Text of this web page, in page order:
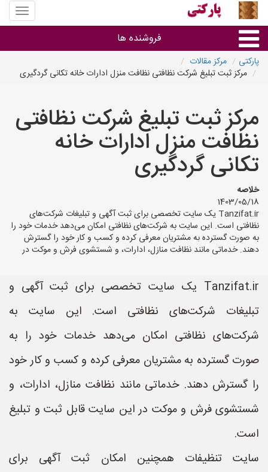
منوی
سایت
فروشنده ها
گروه ها
استان ها
پارکتی
مرکز مقالات
مرکز ثبت تبلیغ شرکت نظافتی نظافت منزل ادارات خانه تکانی گردگیری
مرکز ثبت تبلیغ شرکت نظافتی
نظافت منزل ادارات خانه
تکانی گردگیری
خلاصه
1403/05/18
Tanzifat.ir یک سایت تخصصی برای ثبت آگهی و تبلیغات شرکت‌های
نظافتی است. این سایت به شرکت‌های نظافتی امکان می‌دهد خدمات خود را
به صورت گسترده به مشتریان معرفی کرده و کسب و کار خود را گسترش
دهند. خدماتی مانند نظافت منازل، ادارات، و شستشوی فرش و موکت در
Tanzifat.ir یک سایت تخصصی برای ثبت آگهی و
تبلیغات شرکت‌های نظافتی است. این سایت به
شرکت‌های نظافتی امکان می‌دهد خدمات خود را به
صورت گسترده به مشتریان معرفی کرده و کسب و کار خود
را گسترش دهند. خدماتی مانند نظافت منازل، ادارات، و
شستشوی فرش و موکت در این سایت قابل ثبت و تبلیغ
است.
سایت تنظیفات همچنین امکان ثبت آگهی برای